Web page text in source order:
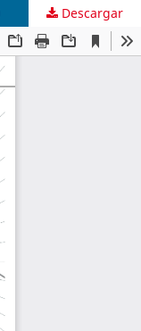
Descargar